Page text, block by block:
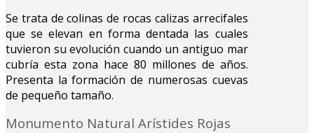
Se trata de colinas de rocas calizas arrecifales
que se elevan en forma dentada las cuales
tuvieron su evolución cuando un antiguo mar
cubría esta zona hace 80 millones de años.
Presenta la formación de numerosas cuevas
de pequeño tamaño.
Monumento Natural Arístides Rojas